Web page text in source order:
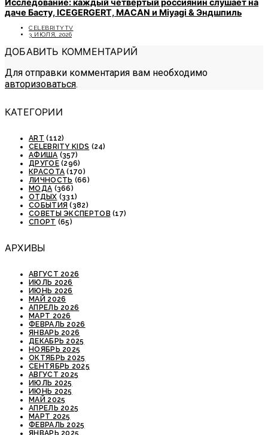
Исследование: каждый четвёртый россиянин слушает на
даче Басту, ICEGERGERT, MACAN и Miyagi & Эндшпиль
CELEBRITYTV
3 ИЮЛЯ, 2026
ДОБАВИТЬ КОММЕНТАРИЙ
Для отправки комментария вам необходимо
авторизоваться.
КАТЕГОРИИ
ART (112)
CELEBRITY KIDS (24)
АФИША (357)
ДРУГОЕ(296)
КРАСОТА (170)
ЛИЧНОСТЬ (66)
МОДА (366)
ОТДЫХ (331)
СОБЫТИЯ (382)
СОВЕТЫ ЭКСПЕРТОВ (17)
СПОРТ (65)
АРХИВЫ
АВГУСТ 2026
ИЮЛЬ 2026
ИЮНЬ 2026
МАЙ 2026
АПРЕЛЬ 2026
МАРТ 2026
ФЕВРАЛЬ 2026
ЯНВАРЬ 2026
ДЕКАБРЬ 2025
НОЯБРЬ 2025
ОКТЯБРЬ 2025
СЕНТЯБРЬ 2025
АВГУСТ 2025
ИЮЛЬ 2025
ИЮНЬ 2025
МАЙ 2025
АПРЕЛЬ 2025
МАРТ 2025
ФЕВРАЛЬ 2025
ЯНВАРЬ 2025